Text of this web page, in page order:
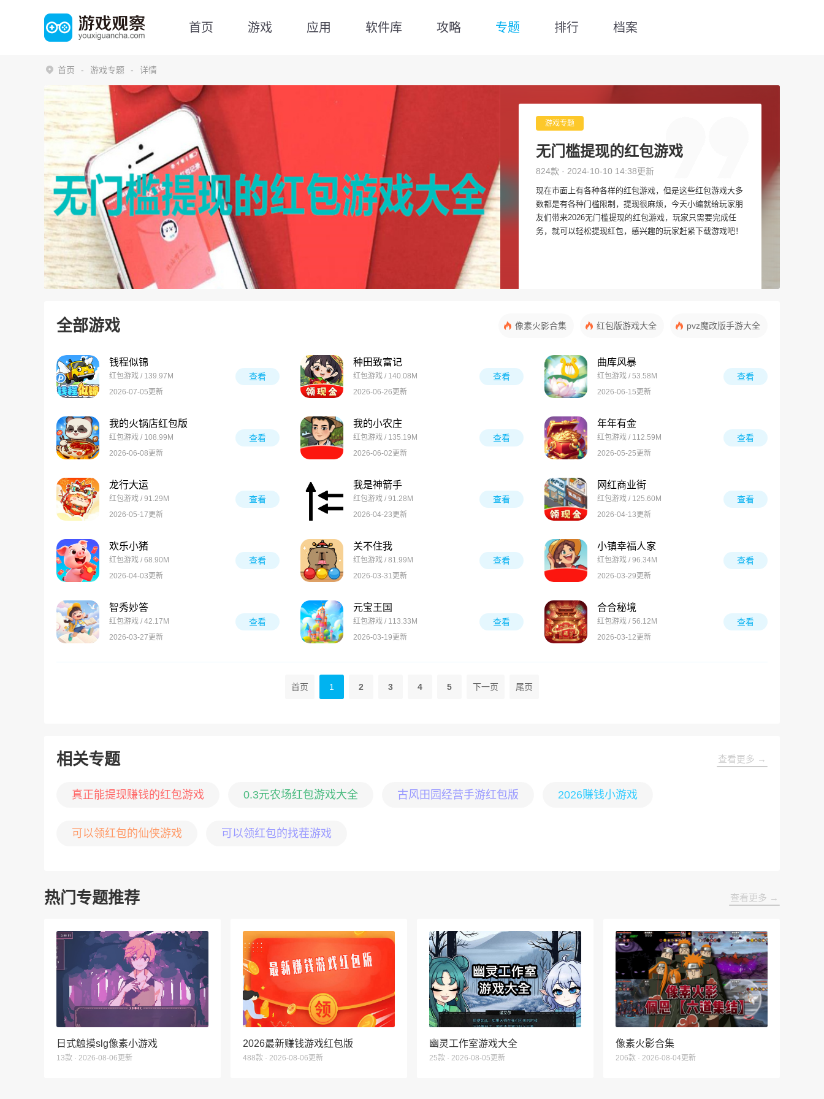
首页 游戏 应用 软件库 攻略 专题 排行 档案
首页 游戏专题 详情
游戏专题
无门槛提现的红包游戏
824款 · 2024-10-10 14:38更新
现在市面上有各种各样的红包游戏，但是这些红包游戏大多
数都是有各种门槛限制，提现很麻烦，今天小编就给玩家朋
友们带来2026无门槛提现的红包游戏，玩家只需要完成任
务，就可以轻松提现红包，感兴趣的玩家赶紧下载游戏吧！
全部游戏 像素火影合集 红包版游戏大全 pvz魔改版手游大全
钱程似锦
红包游戏 / 139.97M
2026-07-05更新
查看
种田致富记
红包游戏 / 140.08M
2026-06-26更新
查看
曲库风暴
红包游戏 / 53.58M
2026-06-15更新
查看
我的火锅店红包版
红包游戏 / 108.99M
2026-06-08更新
查看
我的小农庄
红包游戏 / 135.19M
2026-06-02更新
查看
年年有金
红包游戏 / 112.59M
2026-05-25更新
查看
龙行大运
红包游戏 / 91.29M
2026-05-17更新
查看
我是神箭手
红包游戏 / 91.28M
2026-04-23更新
查看
网红商业街
红包游戏 / 125.60M
2026-04-13更新
查看
欢乐小猪
红包游戏 / 68.90M
2026-04-03更新
查看
关不住我
红包游戏 / 81.99M
2026-03-31更新
查看
小镇幸福人家
红包游戏 / 96.34M
2026-03-29更新
查看
智秀妙答
红包游戏 / 42.17M
2026-03-27更新
查看
元宝王国
红包游戏 / 113.33M
2026-03-19更新
查看
合合秘境
红包游戏 / 56.12M
2026-03-12更新
查看
首页 1 2 3 4 5 下一页 尾页
相关专题 查看更多 →
真正能提现赚钱的红包游戏 0.3元农场红包游戏大全 古风田园经营手游红包版 2026赚钱小游戏
可以领红包的仙侠游戏 可以领红包的找茬游戏
热门专题推荐 查看更多 →
日式触摸slg像素小游戏
13款 · 2026-08-06更新
2026最新赚钱游戏红包版
488款 · 2026-08-06更新
幽灵工作室游戏大全
25款 · 2026-08-05更新
像素火影合集
206款 · 2026-08-04更新